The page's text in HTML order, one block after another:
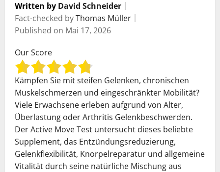
Written by David Schneider
Fact-checked byThomas Müller
Published on Mai 17, 2026
Our Score
Kämpfen Sie mit steifen Gelenken, chronischen
Muskelschmerzen und eingeschränkter Mobilität?
Viele Erwachsene erleben aufgrund von Alter,
Überlastung oder Arthritis Gelenkbeschwerden.
Der Active Move Test untersucht dieses beliebte
Supplement, das Entzündungsreduzierung,
Gelenkflexibilität, Knorpelreparatur und allgemeine
Vitalität durch seine natürliche Mischung aus